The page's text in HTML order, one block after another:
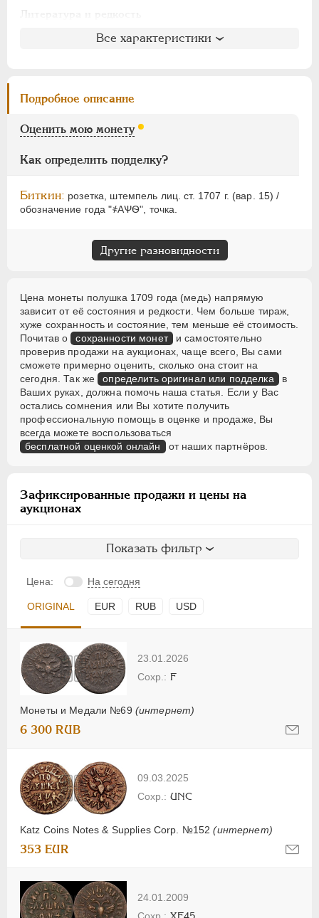
: #2944 (R2)
Дьяков: 193-11
ГМ: 50.5
Брекке
: 38 (черта с точкой) RR
Все характеристики
Подробное описание
Оценить мою монету
Как определить подделку?
Биткин: розетка, штемпель лиц. ст. 1707 г. (вар. 15) /
обозначение года "҂АѰѲ", точка.
Другие разновидности
Цена монеты полушка 1709 года (медь) напрямую
зависит от её состояния и редкости. Чем больше тираж,
хуже сохранность и состояние, тем меньше её стоимость.
Почитав о сохранности монет и самостоятельно
проверив продажи на аукционах, чаще всего, Вы сами
сможете примерно оценить, сколько она стоит на
сегодня. Так же определить оригинал или подделка в
Ваших руках, должна помочь наша статья. Если у Вас
остались сомнения или Вы хотите получить
профессиональную помощь в оценке и продаже, Вы
всегда можете воспользоваться
бесплатной оценкой онлайн от наших партнёров.
Зафиксированные продажи и цены на
аукционах
Показать фильтр
Цена: На сегодня
ORIGINAL EUR RUB USD
23.01.2026
Монеты и Медали №69 (интернет)
F
6 300 RUB
09.03.2025
Katz Coins Notes & Supplies Corp. №152(интернет)
UNC
353 EUR
24.01.2009
1855-1881
ВРЕМЕННОЕ ПРАВ. 1917-1918